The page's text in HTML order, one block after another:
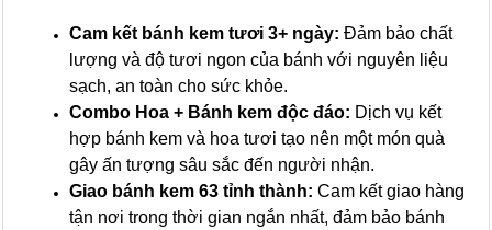
Cam kết bánh kem tươi 3+ ngày: Đảm bảo chất
lượng và độ tươi ngon của bánh với nguyên liệu
sạch, an toàn cho sức khỏe.
Combo Hoa + Bánh kem độc đáo: Dịch vụ kết
hợp bánh kem và hoa tươi tạo nên một món quà
gây ấn tượng sâu sắc đến người nhận.
Giao bánh kem 63 tỉnh thành: Cam kết giao hàng
tận nơi trong thời gian ngắn nhất, đảm bảo bánh